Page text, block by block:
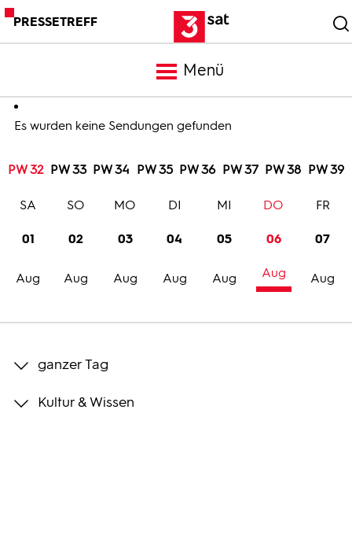
PRESSETREFF
Menü
Meldungen
Programm
Trailer
Bilder
Es wurden keine Sendungen gefunden
PW 32 PW 33 PW 34 PW 35 PW 36 PW 37 PW 38 PW 39
01
Aug
SA
02
Aug
SO
03
Aug
MO
04
Aug
DI
05
Aug
MI
06
Aug
DO
07
Aug
FR
ganzer Tag
Kultur & Wissen